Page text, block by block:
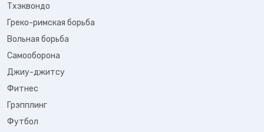
Тхэквондо
Греко-римская борьба
Вольная борьба
Самооборона
Джиу-джитсу
Фитнес
Грэпплинг
Футбол